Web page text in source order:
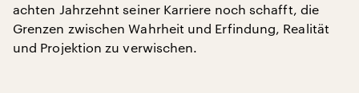
achten Jahrzehnt seiner Karriere noch schafft, die
Grenzen zwischen Wahrheit und Erfindung, Realität
und Projektion zu verwischen.